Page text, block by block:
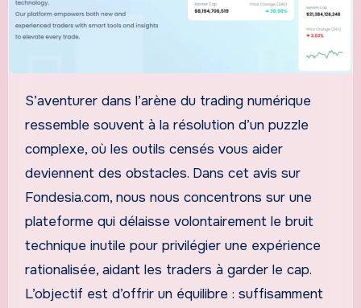
S’aventurer dans l’arène du trading numérique
ressemble souvent à la résolution d’un puzzle
complexe, où les outils censés vous aider
deviennent des obstacles. Dans cet avis sur
Fondesia.com, nous nous concentrons sur une
plateforme qui délaisse volontairement le bruit
technique inutile pour privilégier une expérience
rationalisée, aidant les traders à garder le cap.
L’objectif est d’offrir un équilibre : suffisamment